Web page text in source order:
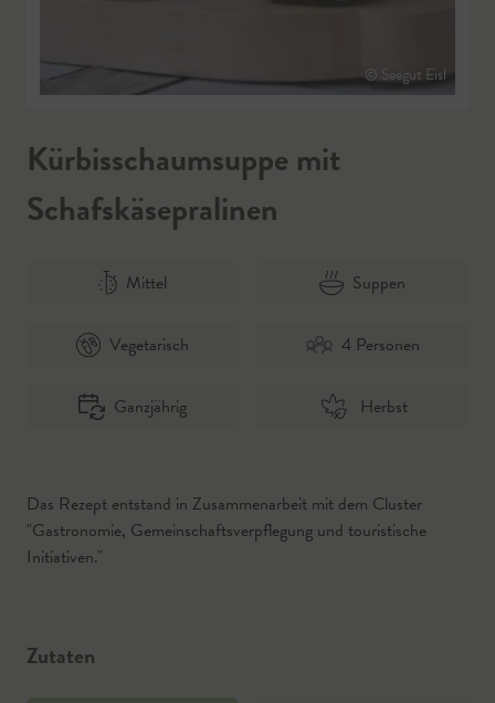
© Seegut Eisl
Kürbisschaumsuppe mit
Schafskäsepralinen
Mittel Suppen
Vegetarisch 4 Personen
Ganzjährig Herbst
Das Rezept entstand in Zusammenarbeit mit dem Cluster
"Gastronomie, Gemeinschaftsverpflegung und touristische
Initiativen."
Zutaten